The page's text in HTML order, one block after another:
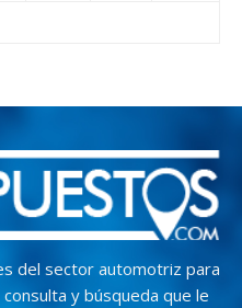
del sector automotriz para
y búsqueda que le